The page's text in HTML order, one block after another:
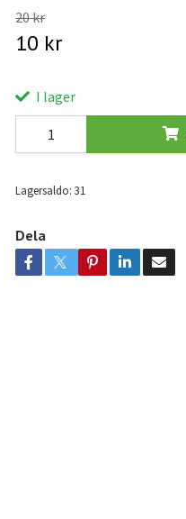
20 kr
10 kr
I lager
Lagersaldo: 31
Dela